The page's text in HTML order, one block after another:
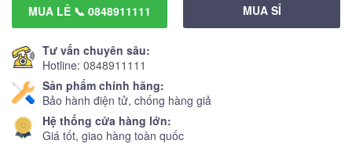
MUA LẺ 📞 0848911111 MUA SỈ
Tư vấn chuyên sâu:
Hotline: 0848911111
Sản phẩm chính hãng:
Bảo hành điện tử, chống hàng giả
Hệ thống cửa hàng lớn:
Giá tốt, giao hàng toàn quốc